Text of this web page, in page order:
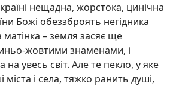
нещадна, жорстока, цинічна
Божі обеззброять негідника
матінка – земля засяє ще
жовтими знаменами, і
на увесь світ. Але те пекло, у яке
міста і села, тяжко ранить душі,